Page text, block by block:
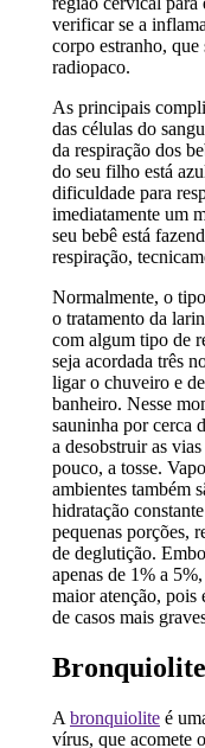
verificar se a
corpo estranho,
radiopaco.
As principais
das células do
da respiração dos
do seu filho está
dificuldade para
imediatamente um
seu bebê está
respiração,
Normalmente, o
o tratamento da
com algum tipo de
seja acordada três
ligar o chuveiro e
banheiro. Nesse
sauninha por cerca
a desobstruir as
pouco, a tosse.
ambientes também
hidratação
pequenas porções,
de deglutição.
apenas de 1% a
maior atenção, pois
de casos mais
Bronquiolite
A bronquioliteé
vírus, que acomete